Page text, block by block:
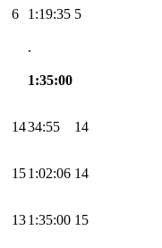
6 1:19:35 5
.
1:35:00
1434:55 14
151:02:06 14
131:35:00 15